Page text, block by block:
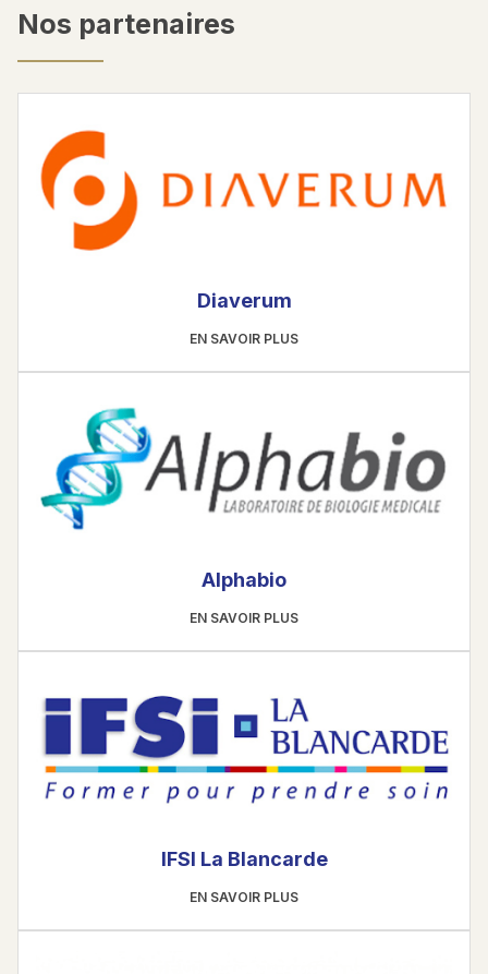
Nos partenaires
Diaverum
EN SAVOIR PLUS
Alphabio
EN SAVOIR PLUS
IFSI La Blancarde
EN SAVOIR PLUS